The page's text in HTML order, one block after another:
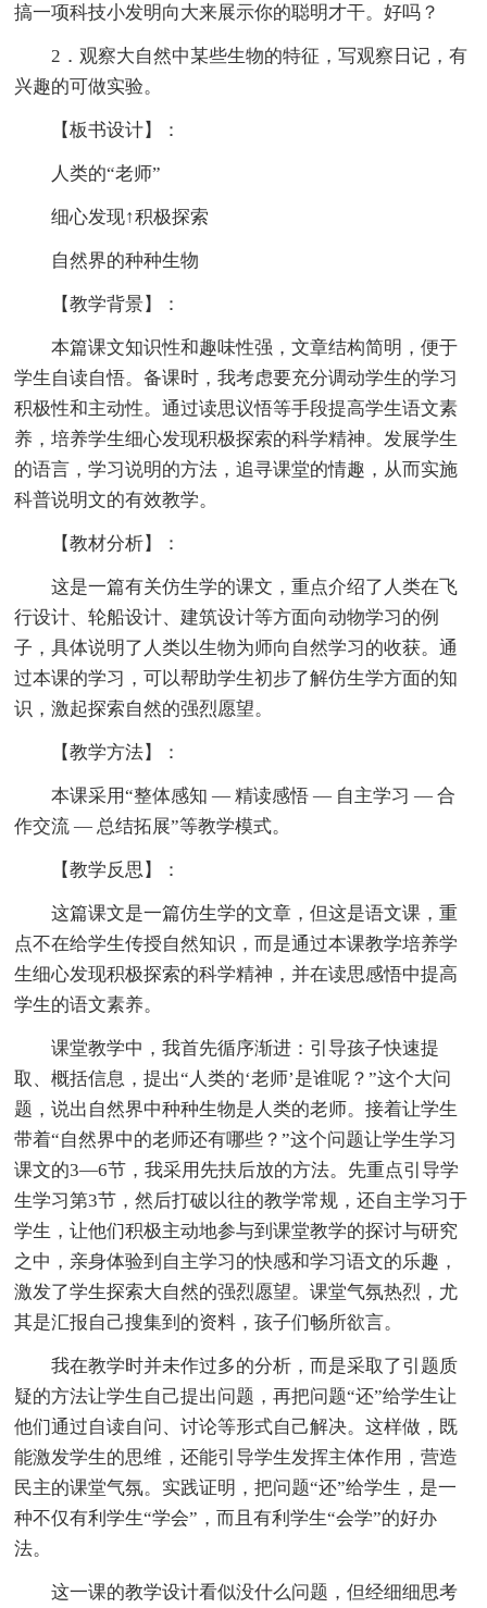
搞一项科技小发明向大来展示你的聪明才干。好吗？
2．观察大自然中某些生物的特征，写观察日记，有
兴趣的可做实验。
【板书设计】：
人类的“老师”
细心发现↑积极探索
自然界的种种生物
【教学背景】：
本篇课文知识性和趣味性强，文章结构简明，便于
学生自读自悟。备课时，我考虑要充分调动学生的学习
积极性和主动性。通过读思议悟等手段提高学生语文素
养，培养学生细心发现积极探索的科学精神。发展学生
的语言，学习说明的方法，追寻课堂的情趣，从而实施
科普说明文的有效教学。
【教材分析】：
这是一篇有关仿生学的课文，重点介绍了人类在飞
行设计、轮船设计、建筑设计等方面向动物学习的例
子，具体说明了人类以生物为师向自然学习的收获。通
过本课的学习，可以帮助学生初步了解仿生学方面的知
识，激起探索自然的强烈愿望。
【教学方法】：
本课采用“整体感知 — 精读感悟 — 自主学习 — 合
作交流 — 总结拓展”等教学模式。
【教学反思】：
这篇课文是一篇仿生学的文章，但这是语文课，重
点不在给学生传授自然知识，而是通过本课教学培养学
生细心发现积极探索的科学精神，并在读思感悟中提高
学生的语文素养。
课堂教学中，我首先循序渐进：引导孩子快速提
取、概括信息，提出“人类的‘老师’是谁呢？”这个大问
题，说出自然界中种种生物是人类的老师。接着让学生
带着“自然界中的老师还有哪些？”这个问题让学生学习
课文的3—6节，我采用先扶后放的方法。先重点引导学
生学习第3节，然后打破以往的教学常规，还自主学习于
学生，让他们积极主动地参与到课堂教学的探讨与研究
之中，亲身体验到自主学习的快感和学习语文的乐趣，
激发了学生探索大自然的强烈愿望。课堂气氛热烈，尤
其是汇报自己搜集到的资料，孩子们畅所欲言。
我在教学时并未作过多的分析，而是采取了引题质
疑的方法让学生自己提出问题，再把问题“还”给学生让
他们通过自读自问、讨论等形式自己解决。这样做，既
能激发学生的思维，还能引导学生发挥主体作用，营造
民主的课堂气氛。实践证明，把问题“还”给学生，是一
种不仅有利学生“学会”，而且有利学生“会学”的好办
法。
这一课的教学设计看似没什么问题，但经细细思考